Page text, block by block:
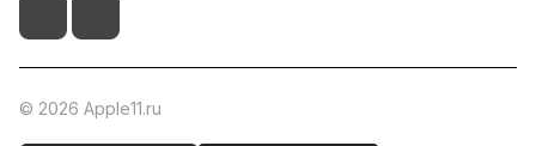
© 2026 Apple11.ru